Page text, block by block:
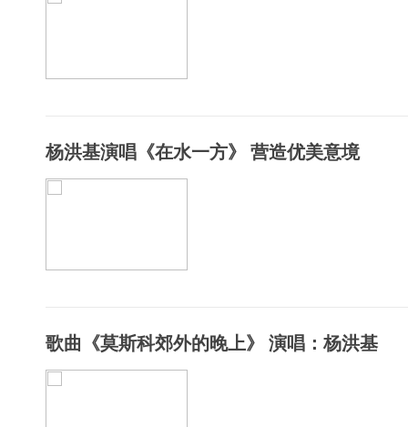
杨洪基演唱《在水一方》 营造优美意境
歌曲《莫斯科郊外的晚上》 演唱：杨洪基